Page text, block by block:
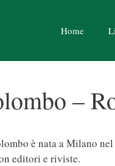
Home
–
è nata a Milano
editori e riviste.